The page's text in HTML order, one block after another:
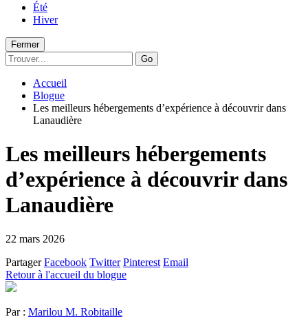
Été
Hiver
Fermer
Go
Accueil
Blogue
Les meilleurs hébergements d’expérience à découvrir dans
Lanaudière
Les meilleurs hébergements
d’expérience à découvrir dans
Lanaudière
22 mars 2026
Partager Facebook Twitter Pinterest Email
Retour à l'accueil du blogue
Par : Marilou M. Robitaille